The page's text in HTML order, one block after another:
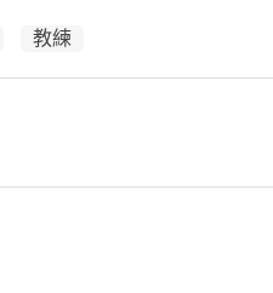
教練